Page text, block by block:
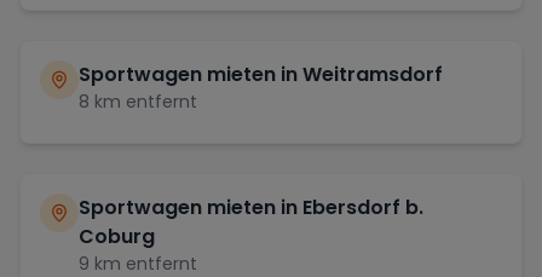
Sportwagen mieten inWeitramsdorf
8 km entfernt
Sportwagen mieten in Ebersdorf b.
Coburg
9 km entfernt